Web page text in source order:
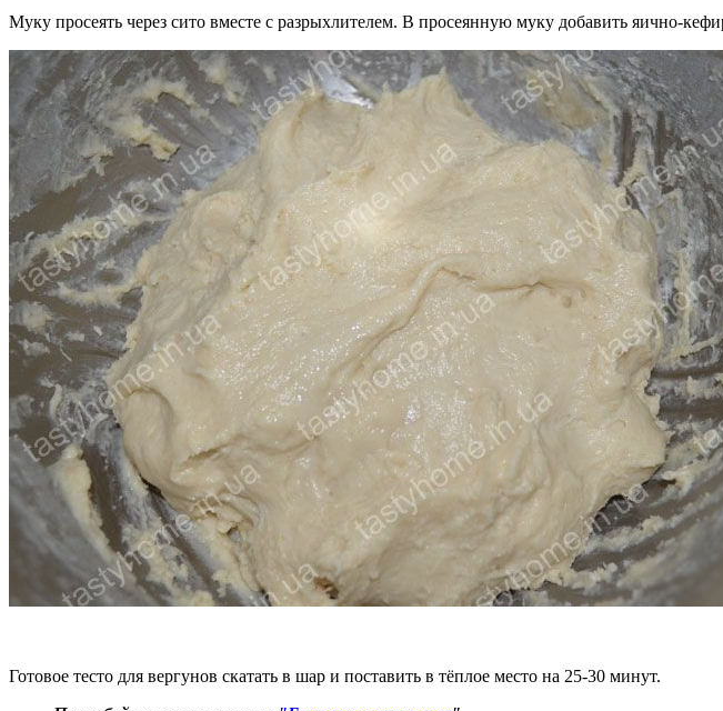
Муку просеять через сито вместе с разрыхлителем. В просеянную муку добавить яично-
Готовое тесто для вергунов скатать в шар и поставить в тёплое место на 25-30 минут.